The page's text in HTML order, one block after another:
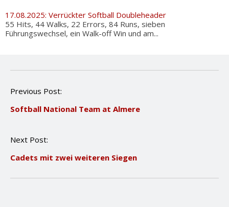
17.08.2025: Verrückter Softball Doubleheader
55 Hits, 44 Walks, 22 Errors, 84 Runs, sieben
Führungswechsel, ein Walk-off Win und am...
P
s
a
i
Previous Post:
Softball National Team at Almere
Next Post:
Cadets mit zwei weiteren Siegen